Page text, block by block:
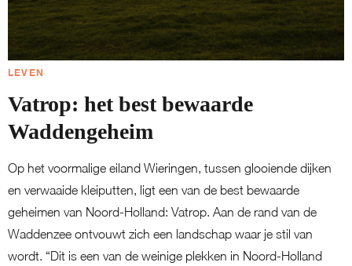
LEVEN
Vatrop: het best bewaarde
Waddengeheim
Op het voormalige eiland Wieringen, tussen glooiende dijken
en verwaaide kleiputten, ligt een van de best bewaarde
geheimen van Noord-Holland: Vatrop. Aan de rand van de
Waddenzee ontvouwt zich een landschap waar je stil van
wordt. “Dit is een van de weinige plekken in Noord-Holland